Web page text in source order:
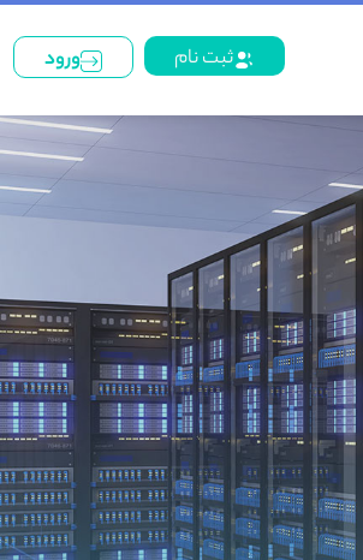
ثبت نام ورود